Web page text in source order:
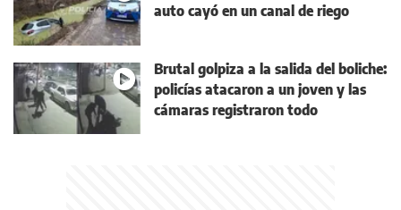
auto cayó en un canal de riego
Brutal golpiza a la salida del boliche:
policías atacaron a un joven y las
cámaras registraron todo